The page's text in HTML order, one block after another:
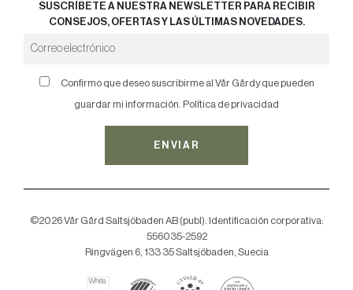
SUSCRÍBETE A NUESTRA NEWSLETTER PARA RECIBIR
CONSEJOS, OFERTAS Y LAS ÚLTIMAS NOVEDADES.
Confirmo que deseo suscribirme al Vår Gårdy que pueden
guardar mi información. Política de privacidad
ENVIAR
©2026 Vår Gård Saltsjöbaden AB (publ). Identificación corporativa:
556035-2592
Ringvägen 6, 133 35 Saltsjöbaden, Suecia